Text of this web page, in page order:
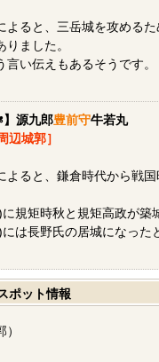
よると、三岳城を攻める
ました。
い伝えもあるそうです。
源九郎豊前守牛若丸
辺城郭］
よると、鎌倉時代から戦
規矩時秋と規矩高政が築
は長野氏の居城になった
ポット情報